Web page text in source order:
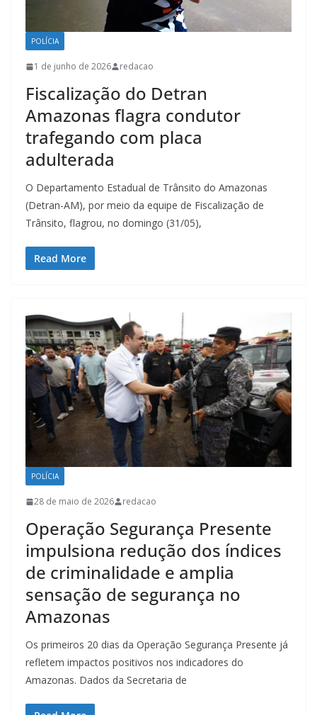
POLÍCIA
1 de junho de 2026 redacao
Fiscalização do Detran
Amazonas flagra condutor
trafegando com placa
adulterada
O Departamento Estadual de Trânsito do Amazonas
(Detran-AM), por meio da equipe de Fiscalização de
Trânsito, flagrou, no domingo (31/05),
Read More
POLÍCIA
28 de maio de 2026 redacao
Operação Segurança Presente
impulsiona redução dos índices
de criminalidade e amplia
sensação de segurança no
Amazonas
Os primeiros 20 dias da Operação Segurança Presente já
refletem impactos positivos nos indicadores do
Amazonas. Dados da Secretaria de